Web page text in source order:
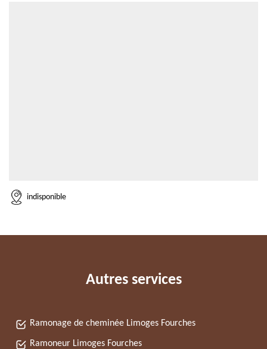
indisponible
Autres services
Ramonage de cheminée Limoges Fourches
Ramoneur Limoges Fourches